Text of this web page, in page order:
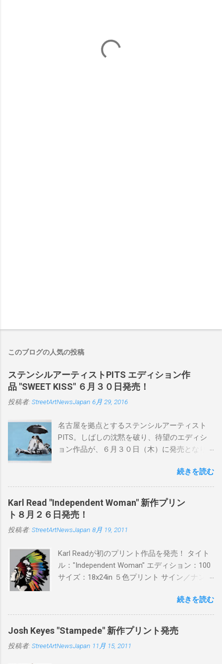
このブログの人気の投稿
ステンシルアーティストPITS エディション作
品 "SWEET KISS" ６月３０日発売！
投稿者: StreetArtNewsJapan 6月 29, 2016
名古屋を拠点とするステンシルアーティスト
PITS。しばしの沈黙を破り、待望のエディシ
ョン作品が、６月３０日（木）に発売となり
品に落とし込むスタイルは今作でも健在。(
PITSの過去記事はこちらから ) 発売日：6月30
日(木)19時 タイトル：SWEET KISS カラー：
BLUE/MINT GREEN/PINK/YELLOW エディショ
ン：各色５ サイズ：800mm × 550mm 価格：
¥16,000(¥17,280) 購入は、 こちら から
続きを読む
Karl Read "Independent Woman" 新作プリン
ト８月２６日発売！
投稿者: StreetArtNewsJapan 8月 19, 2011
Karl Readが初のプリント作品を発売！ タイト
ル："Independent Woman" エディション：100
サイズ：18x24in ５色プリント サイン／ナンバ
ドフィニッシュバージョン（エディション：
25）$125 購入は８月２６日に こちら から
続きを読む
Josh Keyes "Stampede" 新作プリント発売
投稿者: StreetArtNewsJapan 11月 15, 2011